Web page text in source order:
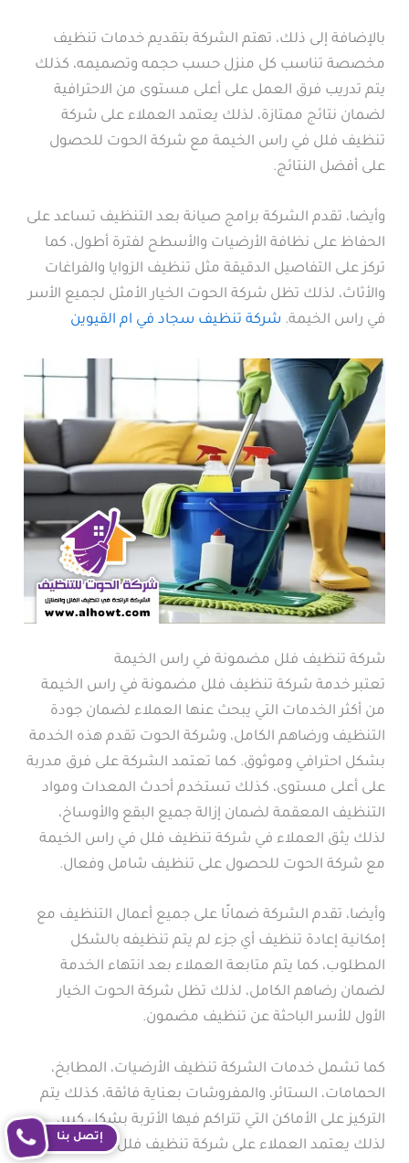
بالإضافة إلى ذلك، تهتم الشركة بتقديم خدمات تنظيف
مخصصة تناسب كل منزل حسب حجمه وتصميمه، كذلك
يتم تدريب فرق العمل على أعلى مستوى من الاحترافية
لضمان نتائج ممتازة، لذلك يعتمد العملاء على شركة
تنظيف فلل في راس الخيمة مع شركة الحوت للحصول
على أفضل النتائج.
وأيضا، تقدم الشركة برامج صيانة بعد التنظيف تساعد على
الحفاظ على نظافة الأرضيات والأسطح لفترة أطول، كما
تركز على التفاصيل الدقيقة مثل تنظيف الزوايا والفراغات
والأثاث، لذلك تظل شركة الحوت الخيار الأمثل لجميع الأسر
في راس الخيمة. شركة تنظيف سجاد في ام القيوين
شركة تنظيف فلل مضمونة في راس الخيمة
تعتبر خدمة شركة تنظيف فلل مضمونة في راس الخيمة
من أكثر الخدمات التي يبحث عنها العملاء لضمان جودة
التنظيف ورضاهم الكامل، وشركة الحوت تقدم هذه الخدمة
بشكل احترافي وموثوق. كما تعتمد الشركة على فرق مدربة
على أعلى مستوى، كذلك تستخدم أحدث المعدات ومواد
التنظيف المعقمة لضمان إزالة جميع البقع والأوساخ،
لذلك يثق العملاء في شركة تنظيف فلل في راس الخيمة
مع شركة الحوت للحصول على تنظيف شامل وفعال.
وأيضا، تقدم الشركة ضمانًا على جميع أعمال التنظيف مع
إمكانية إعادة تنظيف أي جزء لم يتم تنظيفه بالشكل
المطلوب، كما يتم متابعة العملاء بعد انتهاء الخدمة
لضمان رضاهم الكامل، لذلك تظل شركة الحوت الخيار
الأول للأسر الباحثة عن تنظيف مضمون.
كما تشمل خدمات الشركة تنظيف الأرضيات، المطابخ،
الحمامات، الستائر، والمفروشات بعناية فائقة، كذلك يتم
التركيز على الأماكن التي تتراكم فيها الأتربة بشكل كبير،
لذلك يعتمد العملاء على شركة تنظيف فلل في راس
إتصل بنا